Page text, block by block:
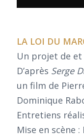
LA LOI DU
Un projet de et
D’après Serge
un film de
Dominique
Entretiens
Mise en scène